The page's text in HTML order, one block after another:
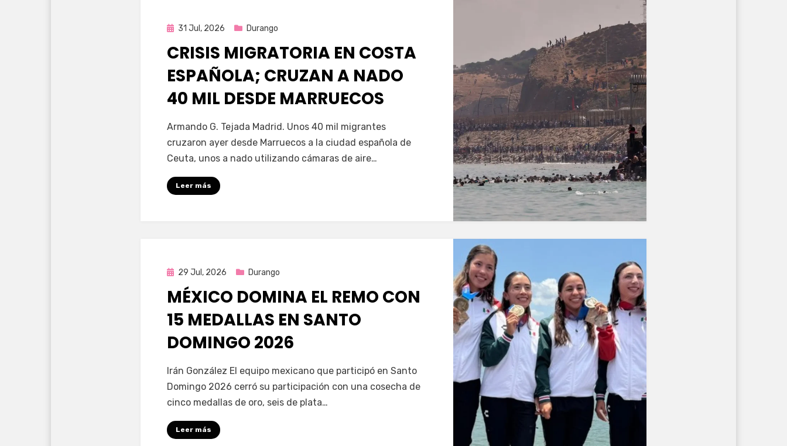
Publicada
31 Jul, 2026 Durango
CRISIS MIGRATORIA EN COSTA
ESPAÑOLA; CRUZAN A NADO
40 MIL DESDE MARRUECOS
porFernando Miranda Servín
Armando G. Tejada Madrid. Unos 40 mil migrantes
cruzaron ayer desde Marruecos a la ciudad española de
Ceuta, unos a nado utilizando cámaras de aire…
Leer más
Publicada
29 Jul, 2026 Durango
MÉXICO DOMINA EL REMO CON
15 MEDALLAS EN SANTO
DOMINGO 2026
porFernando Miranda Servín
Irán González El equipo mexicano que participó en Santo
Domingo 2026 cerró su participación con una cosecha de
cinco medallas de oro, seis de plata…
Leer más